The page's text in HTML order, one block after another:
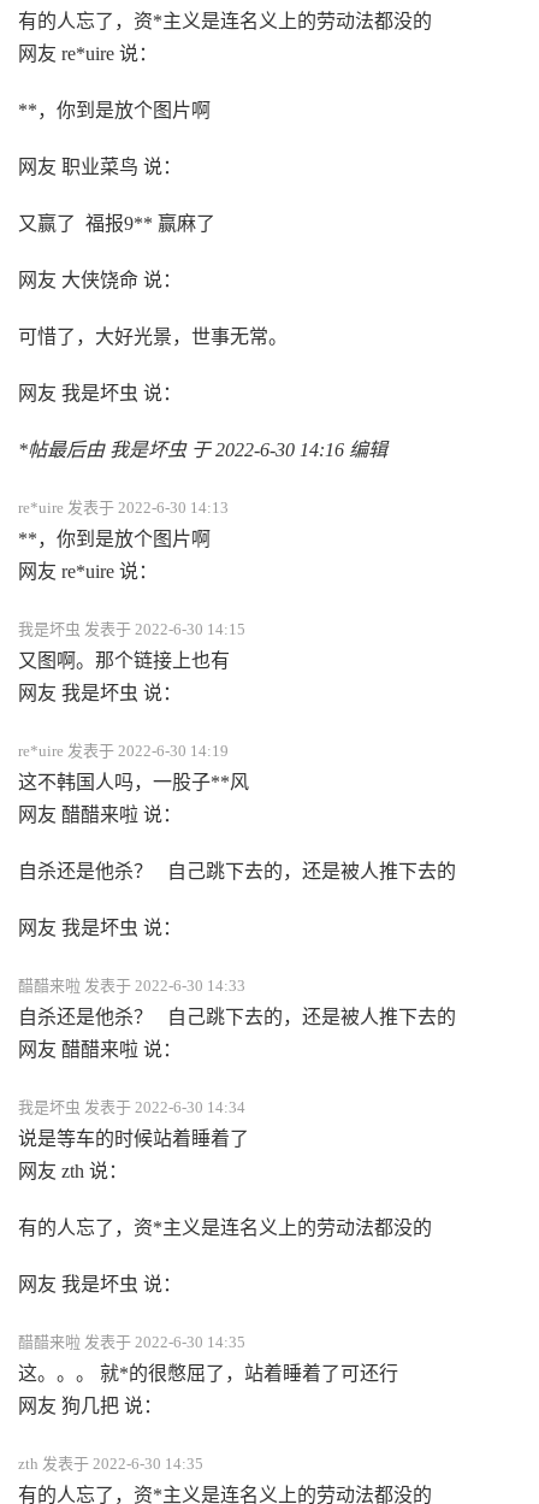
有的人忘了，资*主义是连名义上的劳动法都没的
网友 re*uire 说：
**，你到是放个图片啊
网友 职业菜鸟 说：
又赢了 福报9** 赢麻了
网友 大侠饶命 说：
可惜了，大好光景，世事无常。
网友 我是坏虫 说：
*帖最后由 我是坏虫 于 2022-6-30 14:16 编辑
re*uire 发表于 2022-6-30 14:13
**，你到是放个图片啊
网友 re*uire 说：
我是坏虫 发表于 2022-6-30 14:15
又图啊。那个链接上也有
网友 我是坏虫 说：
re*uire 发表于 2022-6-30 14:19
这不韩国人吗，一股子**风
网友 醋醋来啦 说：
自杀还是他杀？ 自己跳下去的，还是被人推下去的
网友 我是坏虫 说：
醋醋来啦 发表于 2022-6-30 14:33
自杀还是他杀？ 自己跳下去的，还是被人推下去的
网友 醋醋来啦 说：
我是坏虫 发表于 2022-6-30 14:34
说是等车的时候站着睡着了
网友 zth 说：
有的人忘了，资*主义是连名义上的劳动法都没的
网友 我是坏虫 说：
醋醋来啦 发表于 2022-6-30 14:35
这。。。 就*的很憋屈了，站着睡着了可还行
网友 狗几把 说：
zth 发表于 2022-6-30 14:35
有的人忘了，资*主义是连名义上的劳动法都没的